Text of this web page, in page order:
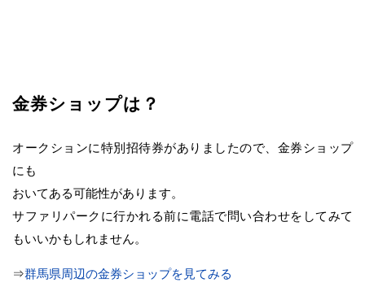
金券ショップは？
オークションに特別招待券がありましたので、金券ショップ
にも
おいてある可能性があります。
サファリパークに行かれる前に電話で問い合わせをしてみて
もいいかもしれません。
⇒群馬県周辺の金券ショップを見てみる